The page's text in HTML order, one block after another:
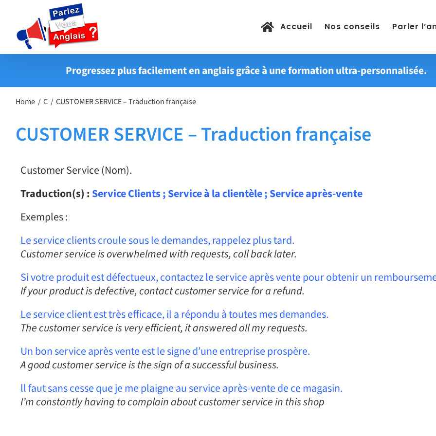
contenu
Accueil Nos conseils Parler
Progressez plus facilement en anglais grâce à une formation ultra-personnalisée.
Home C CUSTOMER SERVICE – Traduction française
CUSTOMER SERVICE – Traduction française
Customer Service (Nom).
Traduction(s) :Service Clients ; Service à la clientèle ; Service après-vente
Exemples :
Le service clients croule sous le demandes, rappelez plus tard.
Customer service is overwhelmed with requests, call back later.
Si votre produit est défectueux, contactez le service après vente pour obtenir un
If your product is defective, contact customer service for a refund.
Le service client est très efficace, il a répondu à toutes mes demandes.
The customer service is very efficient, it answered all my requests.
Un bon service après vente est le signe d’une entreprise prospère.
A good customer service is the sign of a successful business.
ll faut sans cesse que je me plaigne au service après-vente de ce magasin.
I’m constantly having to complain about customer service in this shop